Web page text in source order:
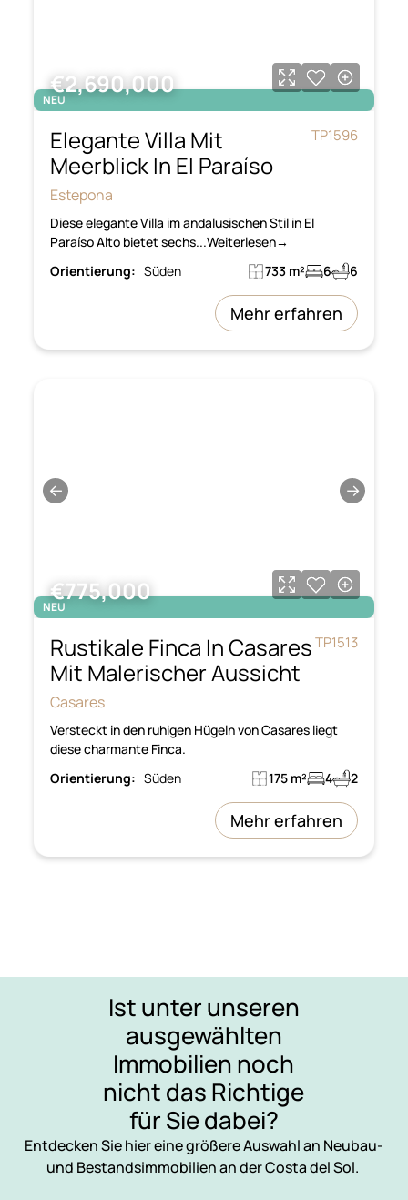
NEU
€2,690,000
Elegante Villa Mit
Meerblick In El Paraíso
TP1596
Estepona
Diese elegante Villa im andalusischen Stil in El
Paraíso Alto bietet sechs...Weiterlesen→
Orientierung: Süden 733 m² 6 6
Mehr erfahren
← →
NEU
€775,000
Rustikale Finca In Casares
Mit Malerischer Aussicht
TP1513
Casares
Versteckt in den ruhigen Hügeln von Casares liegt
diese charmante Finca.
Orientierung: Süden 175 m² 4 2
Mehr erfahren
Ist unter unseren
ausgewählten
Immobilien noch
nicht das Richtige
für Sie dabei?
Entdecken Sie hier eine größere Auswahl an Neubau-
und Bestandsimmobilien an der Costa del Sol.